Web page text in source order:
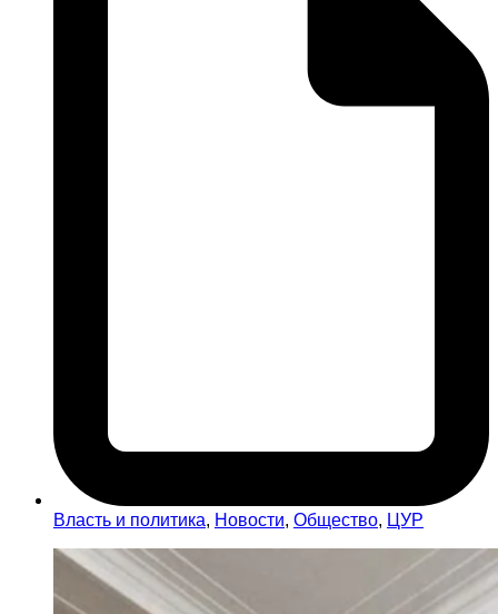
Власть и политика, Новости, Общество, ЦУР